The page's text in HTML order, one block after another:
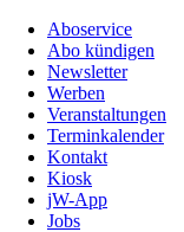
Aboservice
Abo kündigen
Newsletter
Werben
Veranstaltungen
Terminkalender
Kontakt
Kiosk
jW-App
Jobs